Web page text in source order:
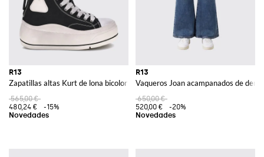
R13
Zapatillas altas Kurt de lona bicolor con suela de plataforma y cremallera
565,00 €
480,24 €
-15%
R13
Vaqueros Joan acampanados de
650,00 €
520,00 €
-20%